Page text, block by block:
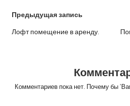
Навигация
по
Предыдущая запись
Лофт помещение в аренду.
Комментариев пока нет. Почему бы